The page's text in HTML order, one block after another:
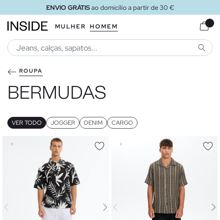
ENVIO GRÁTISao domicílio a partir de 30 €
MULHER HOMEM
ROUPA
BERMUDAS
VER TODO JOGGER DENIM CARGO